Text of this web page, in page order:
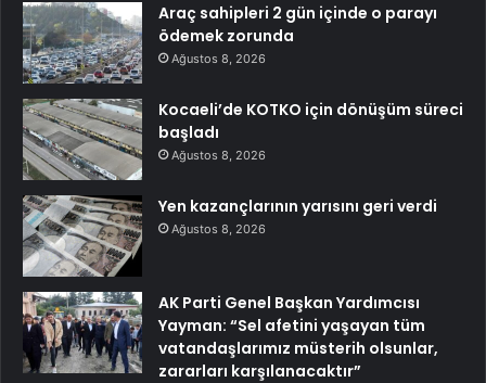
Araç sahipleri 2 gün içinde o parayı
ödemek zorunda
Ağustos 8, 2026
Kocaeli’de KOTKO için dönüşüm süreci
başladı
Ağustos 8, 2026
Yen kazançlarının yarısını geri verdi
Ağustos 8, 2026
AK Parti Genel Başkan Yardımcısı
Yayman: “Sel afetini yaşayan tüm
vatandaşlarımız müsterih olsunlar,
zararları karşılanacaktır”